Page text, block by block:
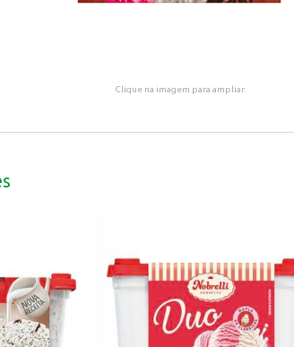
Clique na imagem para ampliar.